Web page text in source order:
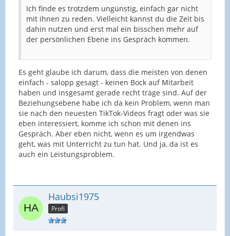
Ich finde es trotzdem ungünstig, einfach gar nicht
mit ihnen zu reden. Vielleicht kannst du die Zeit bis
dahin nutzen und erst mal ein bisschen mehr auf
der persönlichen Ebene ins Gespräch kommen.
Es geht glaube ich darum, dass die meisten von denen
einfach - salopp gesagt - keinen Bock auf Mitarbeit
haben und insgesamt gerade recht träge sind. Auf der
Beziehungsebene habe ich da kein Problem, wenn man
sie nach den neuesten TikTok-Videos fragt oder was sie
eben interessiert, komme ich schon mit denen ins
Gespräch. Aber eben nicht, wenn es um irgendwas
geht, was mit Unterricht zu tun hat. Und ja, da ist es
auch ein Leistungsproblem.
Haubsi1975
Profi